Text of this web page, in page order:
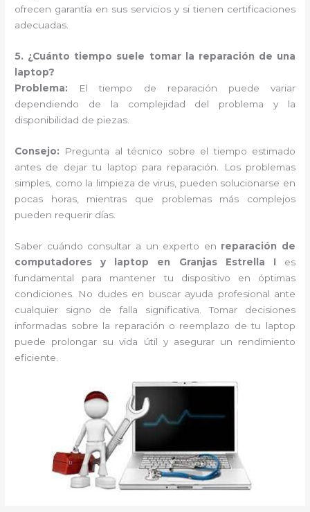
ofrecen garantía en sus servicios y si tienen certificaciones
adecuadas.
5. ¿Cuánto tiempo suele tomar la reparación de una
laptop?
Problema: El tiempo de reparación puede variar
dependiendo de la complejidad del problema y la
disponibilidad de piezas.
Consejo: Pregunta al técnico sobre el tiempo estimado
antes de dejar tu laptop para reparación. Los problemas
simples, como la limpieza de virus, pueden solucionarse en
pocas horas, mientras que problemas más complejos
pueden requerir días.
Saber cuándo consultar a un experto en reparación de
computadores y laptop en Granjas Estrella I es
fundamental para mantener tu dispositivo en óptimas
condiciones. No dudes en buscar ayuda profesional ante
cualquier signo de falla significativa. Tomar decisiones
informadas sobre la reparación o reemplazo de tu laptop
puede prolongar su vida útil y asegurar un rendimiento
eficiente.